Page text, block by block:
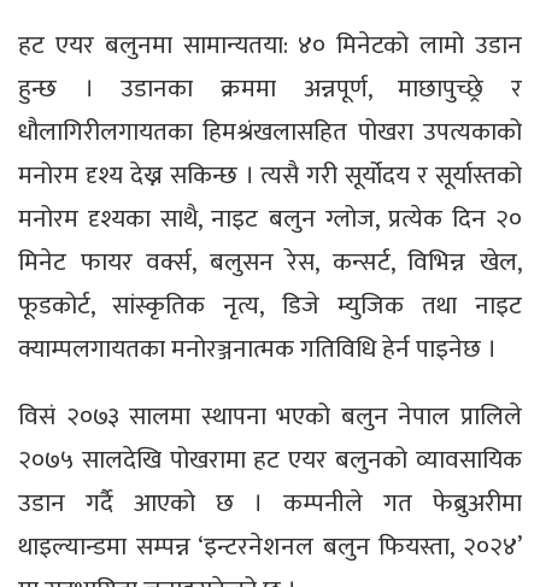
हट एयर बलुनमा सामान्यतया: ४० मिनेटको लामो उडान
हुन्छ । उडानका क्रममा अन्नपूर्ण, माछापुच्छ्रे र
धौलागिरीलगायतका हिमश्रंखलासहित पोखरा उपत्यकाको
मनोरम दृश्य देख्न सकिन्छ । त्यसै गरी सूर्योदय र सूर्यास्तको
मनोरम दृश्यका साथै, नाइट बलुन ग्लोज, प्रत्येक दिन २०
मिनेट फायर वर्क्स, बलुसन रेस, कन्सर्ट, विभिन्न खेल,
फूडकोर्ट, सांस्कृतिक नृत्य, डिजे म्युजिक तथा नाइट
क्याम्पलगायतका मनोरञ्जनात्मक गतिविधि हेर्न पाइनेछ ।
विसं २०७३ सालमा स्थापना भएको बलुन नेपाल प्रालिले
२०७५ सालदेखि पोखरामा हट एयर बलुनको व्यावसायिक
उडान गर्दै आएको छ । कम्पनीले गत फेब्रुअरीमा
थाइल्यान्डमा सम्पन्न ‘इन्टरनेशनल बलुन फियस्ता, २०२४’